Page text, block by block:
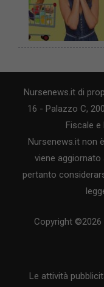
Nursenews.it di
16 - Palazzo C,
Fiscale e
Nursenews.it non
viene aggiornato
pertanto
Copyright
Le attività